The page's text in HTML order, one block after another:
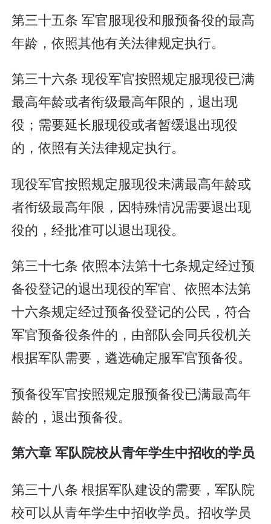
第三十五条 军官服现役和服预备役的最高
年龄，依照其他有关法律规定执行。
第三十六条 现役军官按照规定服现役已满
最高年龄或者衔级最高年限的，退出现
役；需要延长服现役或者暂缓退出现役
的，依照有关法律规定执行。
现役军官按照规定服现役未满最高年龄或
者衔级最高年限，因特殊情况需要退出现
役的，经批准可以退出现役。
第三十七条 依照本法第十七条规定经过预
备役登记的退出现役的军官、依照本法第
十六条规定经过预备役登记的公民，符合
军官预备役条件的，由部队会同兵役机关
根据军队需要，遴选确定服军官预备役。
预备役军官按照规定服预备役已满最高年
龄的，退出预备役。
第六章 军队院校从青年学生中招收的学员
第三十八条 根据军队建设的需要，军队院
校可以从青年学生中招收学员。招收学员